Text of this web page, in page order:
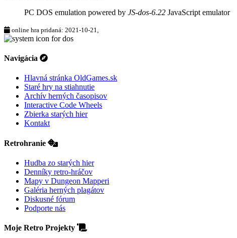
PC DOS emulation powered by JS-dos-6.22 JavaScript emulator
online hra pridaná: 2021-10-21,
Navigácia
Hlavná stránka OldGames.sk
Staré hry na stiahnutie
Archív herných časopisov
Interactive Code Wheels
Zbierka starých hier
Kontakt
Retrohranie
Hudba zo starých hier
Denníky retro-hráčov
Mapy v Dungeon Mapperi
Galéria herných plagátov
Diskusné fórum
Podporte nás
Moje Retro Projekty